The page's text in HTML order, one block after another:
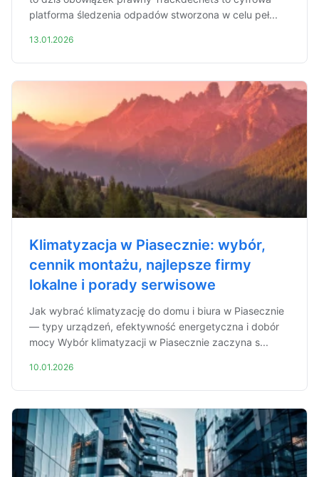
platforma śledzenia odpadów stworzona w celu peł...
13.01.2026
Klimatyzacja w Piasecznie: wybór,
cennik montażu, najlepsze firmy
lokalne i porady serwisowe
Jak wybrać klimatyzację do domu i biura w Piasecznie
— typy urządzeń, efektywność energetyczna i dobór
mocy Wybór klimatyzacji w Piasecznie zaczyna s...
10.01.2026